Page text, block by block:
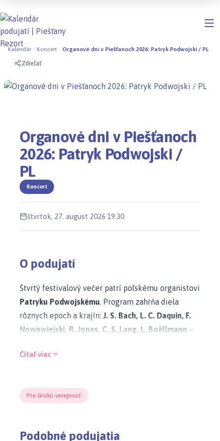
Kalendár Koncert Organové dni v Piešťanoch 2026: Patryk Podwojski / PL
Zdieľať
Organové dni v Piešťanoch
2026: Patryk Podwojski /
PL
Koncert
štvrtok, 27. august 2026·19:30
O podujatí
Štvrtý festivalový večer patrí poľskému organistovi
Patryku Podwojskému. Program zahŕňa diela
rôznych epoch a krajín: J. S. Bach, L. C. Daquin, F.
Nowowiejski, R. Jones, C. S. Lang, L. Boëllmann –
poľský organista, absolvent Hudobnej akadémie v
Seifena. Je organistom Archikatedrály v Gdansku-
Čítať viac
Pre širokú verejnosť
Podobné podujatia